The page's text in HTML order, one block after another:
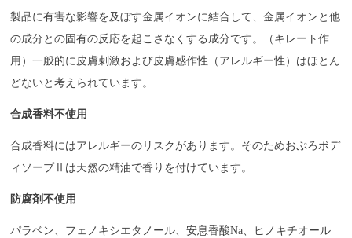
製品に有害な影響を及ぼす金属イオンに結合して、金属イオンと他
の成分との固有の反応を起こさなくする成分です。（キレート作
用）一般的に皮膚刺激および皮膚感作性（アレルギー性）はほとん
どないと考えられています。
合成香料不使用
合成香料にはアレルギーのリスクがあります。そのためおぷろボデ
ィソープⅡは天然の精油で香りを付けています。
防腐剤不使用
パラベン、フェノキシエタノール、安息香酸Na、ヒノキチオール